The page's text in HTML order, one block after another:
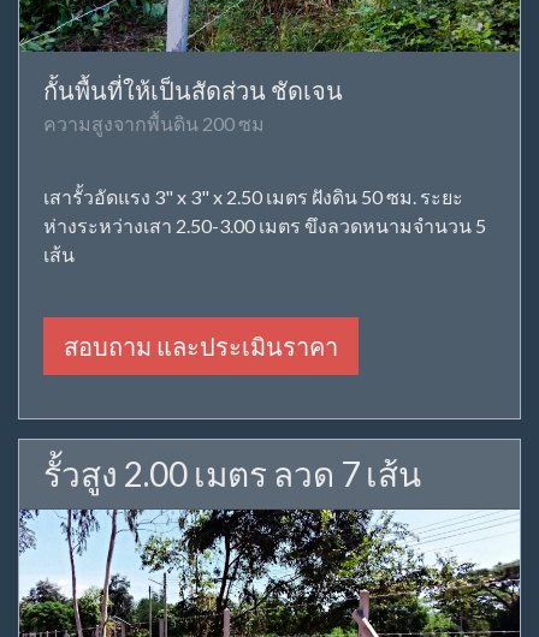
กั้นพื้นที่ให้เป็นสัดส่วน ชัดเจน
ความสูงจากพื้นดิน 200 ซม
เสารั้วอัดแรง 3" x 3" x 2.50 เมตร ฝังดิน 50 ซม. ระยะ
ห่างระหว่างเสา 2.50-3.00 เมตร ขึงลวดหนามจำนวน 5
เส้น
สอบถาม และประเมินราคา
รั้วสูง 2.00 เมตร ลวด 7 เส้น